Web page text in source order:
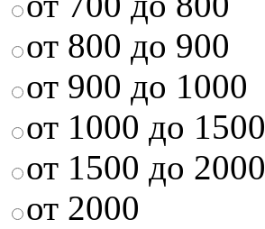
от 800 до 900
от 900 до 1000
от 1000 до 1500
от 1500 до 2000
от 2000